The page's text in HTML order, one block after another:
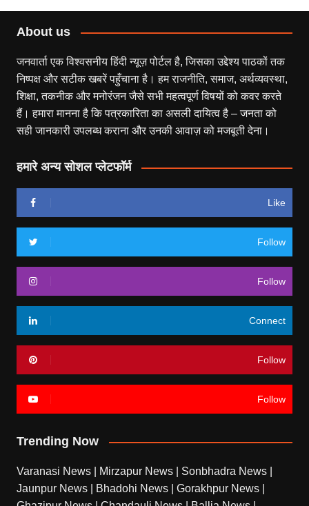
About us
जनवार्ता एक विश्वसनीय हिंदी न्यूज़ पोर्टल है, जिसका उद्देश्य पाठकों तक
निष्पक्ष और सटीक खबरें पहुँचाना है। हम राजनीति, समाज, अर्थव्यवस्था,
शिक्षा, तकनीक और मनोरंजन जैसे सभी महत्वपूर्ण विषयों को कवर करते
हैं। हमारा मानना है कि पत्रकारिता का असली दायित्व है – जनता को
सही जानकारी उपलब्ध कराना और उनकी आवाज़ को मजबूती देना।
हमारे अन्य सोशल प्लेटफॉर्म
Like
Follow
Follow
Connect
Follow
Follow
Trending Now
Varanasi News Mirzapur News Sonbhadra News
Jaunpur News
Bhadohi News Gorakhpur News